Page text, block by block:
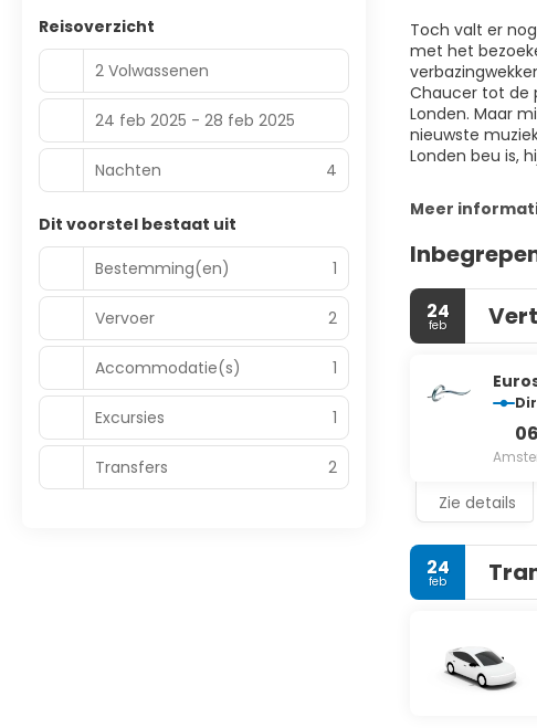
Toch valt er
met het
Chaucer tot de
Londen. Maar
nieuwste
Londen beu is,
Meer
24
feb
Zie details
24
feb
Reisoverzicht
2 Volwassenen
24 feb 2025 - 28 feb 2025
Nachten 4
Dit voorstel bestaat uit
Bestemming(en)
1
Vervoer 2
Accommodatie(s) 1
Excursies 1
Transfers 2